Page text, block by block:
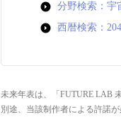
分野検索：宇
西暦検索：
未来年表は、「FUTURE LAB
別途、当該制作者による許諾